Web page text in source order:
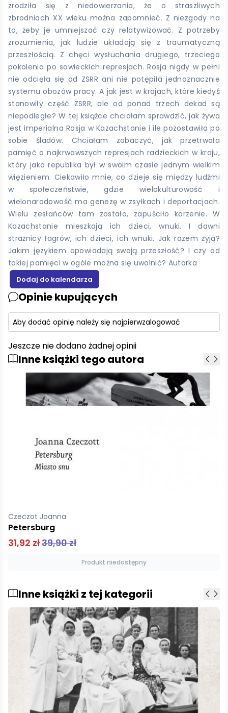
zrodziła się z niedowierzania, że o straszliwych
zbrodniach XX wieku można zapomnieć. Z niezgody na
to, żeby je umniejszać czy relatywizować. Z potrzeby
zrozumienia, jak ludzie układają się z traumatyczną
przeszłością. Z chęci wysłuchania drugiego, trzeciego
pokolenia po sowieckich represjach. Rosja nigdy w pełni
nie odcięła się od ZSRR ani nie potępiła jednoznacznie
systemu obozów pracy. A jak jest w krajach, które kiedyś
stanowiły część ZSRR, ale od ponad trzech dekad są
niepodległe? W tej książce chciałam sprawdzić, jak żywa
jest imperialna Rosja w Kazachstanie i ile pozostawiła po
sobie śladów. Chciałam zobaczyć, jak przetrwała
pamięć o najkrwawszych represjach radzieckich w kraju,
który jako republika był w swoim czasie jednym wielkim
więzieniem. Ciekawiło mnie, co dzieje się między ludźmi
w społeczeństwie, gdzie wielokulturowość i
wielonarodowość ma genezę w zsyłkach i deportacjach.
Wielu zesłańców tam zostało, zapuściło korzenie. W
Kazachstanie mieszkają ich dzieci, wnuki. I dawni
strażnicy łagrów, ich dzieci, ich wnuki. Jak razem żyją?
Jakim językiem opowiadają swoją przeszłość? I czy od
takiej pamięci w ogóle można się uwolnić? Autorka
Opinie kupujących
Aby dodać opinię należy się najpierwzalogować
Jeszcze nie dodano żadnej opinii
Inne książki tego autora
Czeczot Joanna
Petersburg
31,92 zł39,90 zł
Produkt niedostępny
Inne książki z tej kategorii